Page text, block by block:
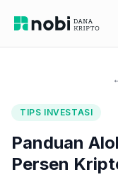
TIPS INVESTASI
Panduan
Persen